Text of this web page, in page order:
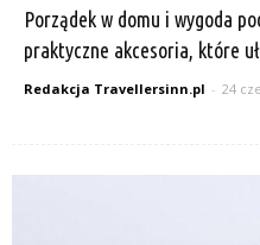
Porządek w domu i wygoda
praktyczne akcesoria, które
Redakcja Travellersinn.pl - 24